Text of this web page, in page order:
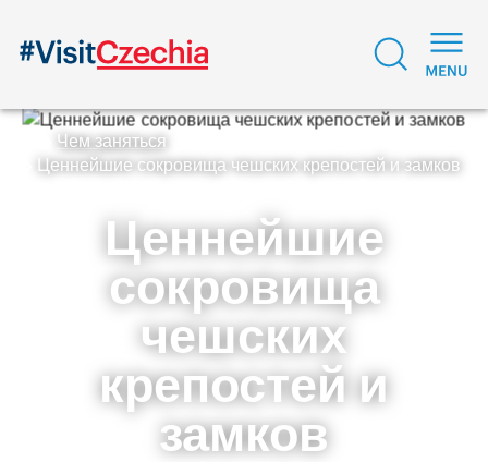
Чем заняться
Ценнейшие сокровища чешских крепостей и замков
Ценнейшие
сокровища
чешских
крепостей и
замков